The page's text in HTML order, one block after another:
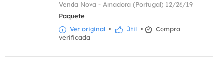
Venda Nova - Amadora (Portugal) 12/26/19
Paquete
Ver original • Útil •
Compra
verificada